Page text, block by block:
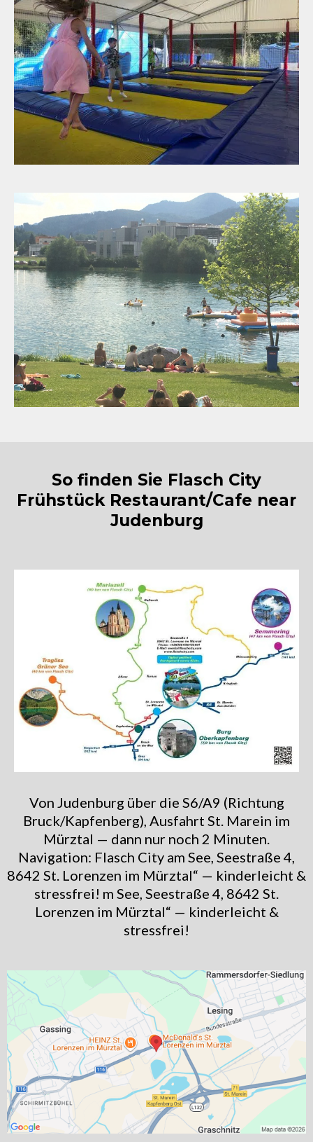
So finden Sie Flasch City
Frühstück Restaurant/Cafe near
Judenburg
Von Judenburg über die S6/A9 (Richtung
Bruck/Kapfenberg), Ausfahrt St. Marein im
Mürztal — dann nur noch 2 Minuten.
Navigation: Flasch City am See, Seestraße 4,
8642 St. Lorenzen im Mürztal“ — kinderleicht &
stressfrei! m See, Seestraße 4, 8642 St.
Lorenzen im Mürztal“ — kinderleicht &
stressfrei!